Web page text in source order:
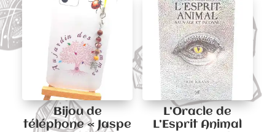
Bijou de
téléphone « Jaspe
L’Oracle de
L’Esprit Animal